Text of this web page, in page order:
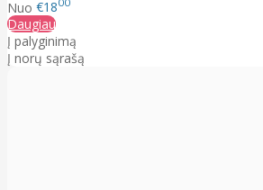
Nuo €1800
Daugiau
Į palyginimą
Į norų sąrašą